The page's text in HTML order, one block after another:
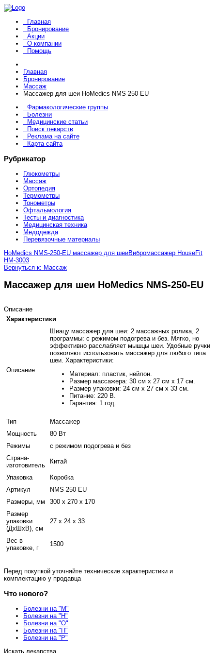
Главная
Бронирование
Акции
О компании
Помощь
Главная
Бронирование
Массаж
Массажер для шеи HoMedics NMS-250-EU
Фармакологические группы
Болезни
Медицинские статьи
Поиск лекарств
Реклама на сайте
Карта сайта
Рубрикатор
Глюкометры
Массаж
Ортопедия
Термометры
Тонометры
Офтальмология
Тесты и диагностика
Медицинская техника
Медодежда
Перевязочные материалы
HoMedics NMS-250-EU массажер для шеиВибромассажер HouseFit
HM-3003
Вернуться к: Массаж
Массажер для шеи HoMedics NMS-250-EU
Описание
Характеристики
Описание
Шиацу массажер для шеи: 2 массажных ролика, 2
программы: с режимом подогрева и без. Мягко, но
эффективно расслабляет мышцы шеи. Удобные ручки
позволяют использовать массажер для любого типа
шеи. Характеристики:
Материал: пластик, нейлон.
Размер массажера: 30 см х 27 см х 17 см.
Размер упаковки: 24 см x 27 см x 33 см.
Питание: 220 В.
Гарантия: 1 год.
Тип
Массажер
Мощность
80 Вт
Режимы
с режимом подогрева и без
Страна-
изготовитель
Китай
Упаковка
Коробка
Артикул
NMS-250-EU
Размеры, мм
300 х 270 х 170
Размер
упаковки
(ДхШхВ), см
27 x 24 x 33
Вес в
упаковке, г
1500
Перед покупкой уточняйте технические характеристики и
комплектацию у продавца
Что нового?
Болезни на "М"
Болезни на "Н"
Болезни на "О"
Болезни на "П"
Болезни на "Р"
Искать лекарства